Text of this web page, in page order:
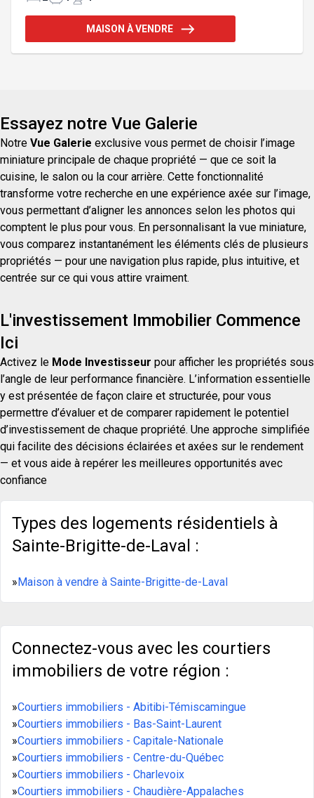
montagnes. Le sous-sol offre 2 chambres
(possibilité d'une 3e) et une vaste salle familiale.
MAISON À VENDRE
Essayez notre Vue Galerie
Notre Vue Galerie exclusive vous permet de choisir l’image
miniature principale de chaque propriété — que ce soit la
cuisine, le salon ou la cour arrière. Cette fonctionnalité
transforme votre recherche en une expérience axée sur l’image,
vous permettant d’aligner les annonces selon les photos qui
comptent le plus pour vous. En personnalisant la vue miniature,
vous comparez instantanément les éléments clés de plusieurs
propriétés — pour une navigation plus rapide, plus intuitive, et
centrée sur ce qui vous attire vraiment.
L'investissement Immobilier Commence
Ici
Activez le Mode Investisseur pour afficher les propriétés sous
l’angle de leur performance financière. L’information essentielle
y est présentée de façon claire et structurée, pour vous
permettre d’évaluer et de comparer rapidement le potentiel
d’investissement de chaque propriété. Une approche simplifiée
qui facilite des décisions éclairées et axées sur le rendement
— et vous aide à repérer les meilleures opportunités avec
confiance
Types des logements résidentiels à
Sainte-Brigitte-de-Laval :
» Maison à vendre à Sainte-Brigitte-de-Laval
Connectez-vous avec les courtiers
immobiliers de votre région :
»Courtiers immobiliers - Abitibi-Témiscamingue
»Courtiers immobiliers - Bas-Saint-Laurent
»Courtiers immobiliers - Capitale-Nationale
»Courtiers immobiliers - Centre-du-Québec
»Courtiers immobiliers - Charlevoix
»Courtiers immobiliers - Chaudière-Appalaches